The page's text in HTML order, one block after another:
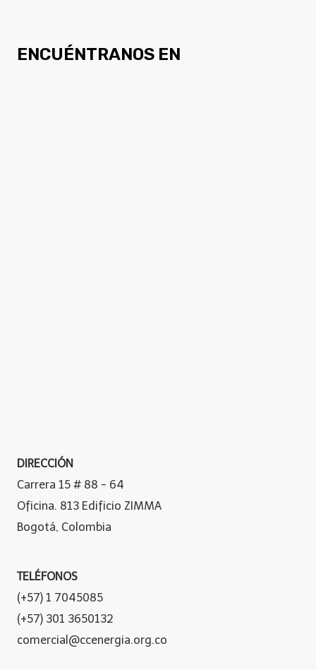
ENCUÉNTRANOS EN
DIRECCIÓN
Carrera 15 # 88 - 64
Oficina. 813 Edificio ZIMMA
Bogotá, Colombia
TELÉFONOS
(+57) 1 7045085
(+57) 301 3650132
comercial@ccenergia.org.co